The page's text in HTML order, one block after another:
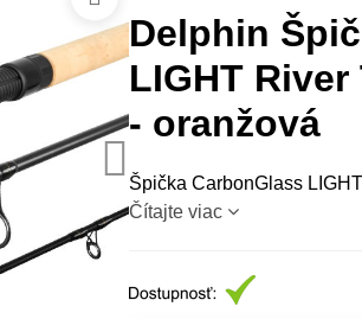
Delphin
LIGHT
- oranžová
Špička CarbonGlass
Čítajte viac